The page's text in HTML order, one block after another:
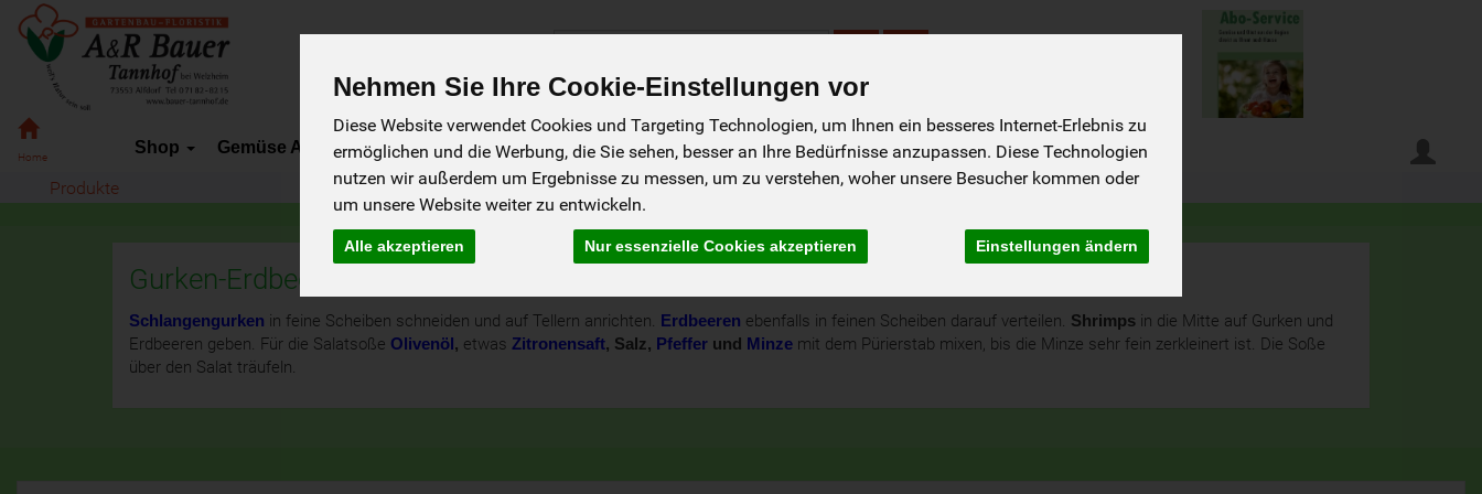
Nehmen Sie Ihre Cookie-Einstellungen vor
Diese Website verwendet Cookies und Targeting Technologien, um Ihnen ein besseres Internet-Erlebnis zu
ermöglichen und die Werbung, die Sie sehen, besser an Ihre Bedürfnisse anzupassen. Diese Technologien
nutzen wir außerdem um Ergebnisse zu messen, um zu verstehen, woher unsere Besucher kommen oder
um unsere Website weiter zu entwickeln.
Alle akzeptieren Nur essenzielle Cookies akzeptieren Einstellungen ändern
Produkt
Bauer
Tannhof
Shop Gemüse Abo-Service Liefergebiet Click & Collect Tannhof Rezepte
Neukunde?
Produkte
Gurken-Erdbeer-Salat mit Shrimps
Schlangengurken in feine Scheiben schneiden und auf Tellern anrichten. Erdbeeren ebenfalls in feinen Scheiben darauf verteilen. Shrimps in die Mitte auf Gurken und
Erdbeeren geben. Für die Salatsoße Olivenöl , etwas Zitronensaft, Salz, Pfeffer und Minze mit dem Pürierstab mixen, bis die Minze sehr fein zerkleinert ist. Die Soße
über den Salat träufeln.